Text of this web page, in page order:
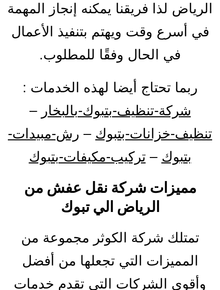
الرياض لذا فريقنا يمكنه إنجاز المهمة
في أسرع وقت ويهتم بتنفيذ الأعمال
في الحال وفقًا للمطلوب.
ربما تحتاج أيضا لهذه الخدمات :
شركة-تنظيف-بتبوك-بالبخار –
تنظيف-خزانات-بتبوك – رش-مبيدات-
بتبوك – تركيب-مكيفات-بتبوك
مميزات شركة نقل عفش من
الرياض الي تبوك
تمتلك شركة الكوثر مجموعة من
المميزات التي تجعلها من أفضل
وأقوى الشركات التي تقدم خدمات